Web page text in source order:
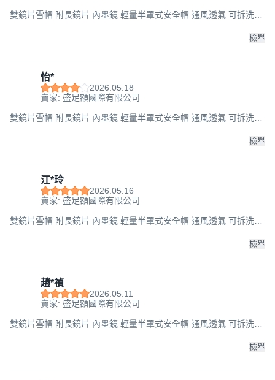
雙鏡片雪帽 附長鏡片 內墨鏡 輕量半罩式安全帽 通風透氣 可拆洗內
檢舉
怡*
2026.05.18
賣家: 盛足額國際有限公司
雙鏡片雪帽 附長鏡片 內墨鏡 輕量半罩式安全帽 通風透氣 可拆洗內
檢舉
江*玲
2026.05.16
賣家: 盛足額國際有限公司
雙鏡片雪帽 附長鏡片 內墨鏡 輕量半罩式安全帽 通風透氣 可拆洗內
檢舉
趙*禎
2026.05.11
賣家: 盛足額國際有限公司
雙鏡片雪帽 附長鏡片 內墨鏡 輕量半罩式安全帽 通風透氣 可拆洗內
檢舉